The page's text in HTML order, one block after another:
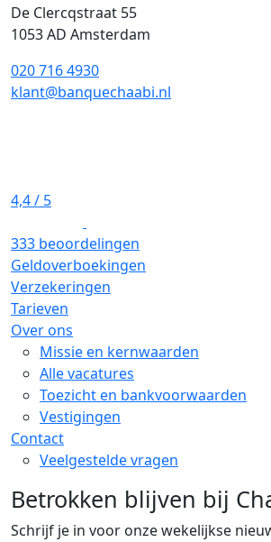
De Clercqstraat 55
1053 AD Amsterdam
020 716 4930
klant@banquechaabi.nl
4,4/ 5
333 beoordelingen
Geldoverboekingen
Verzekeringen
Tarieven
Over ons
Missie en kernwaarden
Alle vacatures
Toezicht en bankvoorwaarden
Vestigingen
Contact
Veelgestelde vragen
Betrokken blijven bij
Schrijf je in voor onze wekelijkse